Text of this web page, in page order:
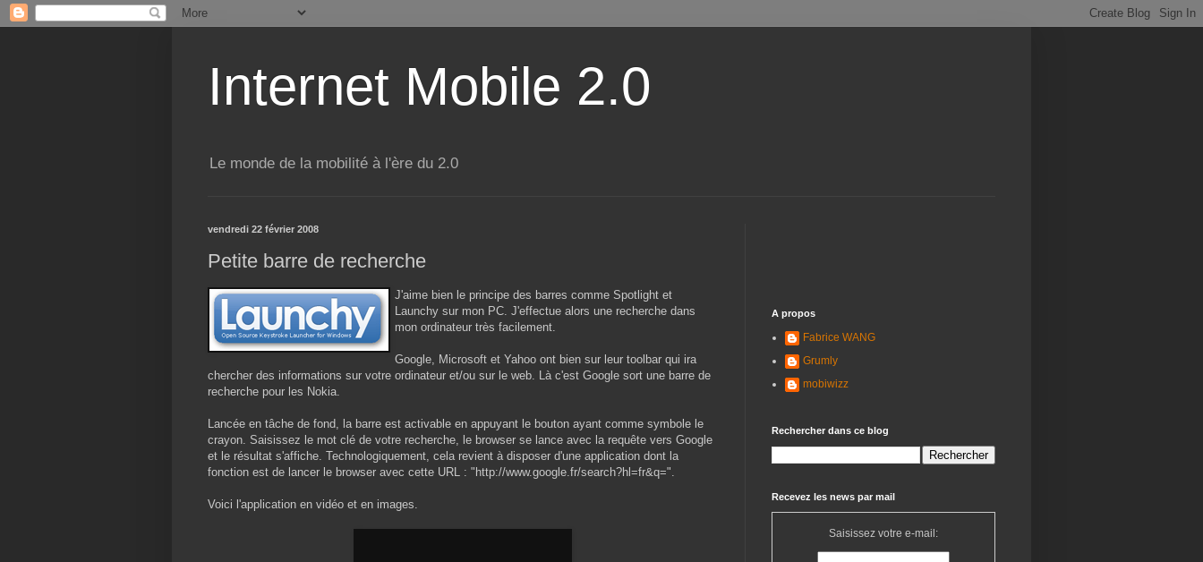
Internet Mobile 2.0
Le monde de la mobilité à l'ère du 2.0
vendredi 22 février 2008
Petite barre de recherche
J'aime bien le principe des barres comme Spotlight et
Launchy sur mon PC. J'effectue alors une recherche dans
mon ordinateur très facilement.
Google, Microsoft et Yahoo ont bien sur leur toolbar qui ira
chercher des informations sur votre ordinateur et/ou sur le web. Là c'est Google sort une barre de
recherche pour les Nokia.
Lancée en tâche de fond, la barre est activable en appuyant le bouton ayant comme symbole le
crayon. Saisissez le mot clé de votre recherche, le browser se lance avec la requête vers Google
et le résultat s'affiche. Technologiquement, cela revient à disposer d'une application dont la
fonction est de lancer le browser avec cette URL : "http://www.google.fr/search?hl=fr&q=".
Voici l'application en vidéo et en images.
A propos
Fabrice WANG
Grumly
mobiwizz
Rechercher dans ce blog
Recevez les news par mail
Saisissez votre e-mail: